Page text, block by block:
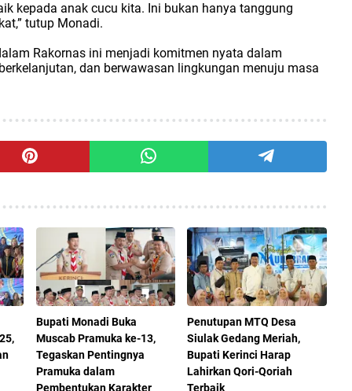
kepada anak cucu kita. Ini bukan hanya tanggung
tutup Monadi.
Rakornas ini menjadi komitmen nyata dalam
dan berwawasan lingkungan menuju masa
Bupati Monadi Buka
Muscab Pramuka ke-13,
Tegaskan Pentingnya
Pramuka dalam
Pembentukan Karakter
Penutupan MTQ Desa
Siulak Gedang Meriah,
Bupati Kerinci Harap
Lahirkan Qori-Qoriah
Terbaik